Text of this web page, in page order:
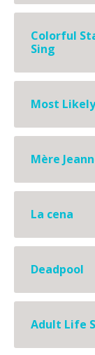
Colorful
Sing
Most
Mère
La cena
Deadpool
Adult Life